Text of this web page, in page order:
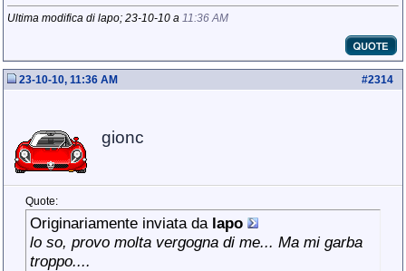
Ultima modifica di lapo; 23-10-10 a 11:36 AM
#2314
23-10-10, 11:36 AM
gionc
Quote:
Originariamente inviata da lapo
lo so, provo molta vergogna di me... Ma mi garba
troppo....